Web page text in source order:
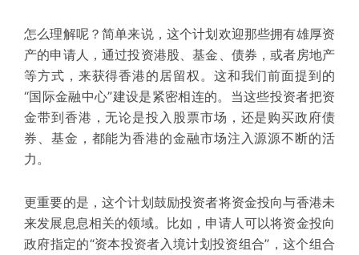
怎么理解呢？简单来说，这个计划欢迎那些拥有雄厚资
产的申请人，通过投资港股、基金、债券，或者房地产
等方式，来获得香港的居留权。这和我们前面提到的
“国际金融中心”建设是紧密相连的。当这些投资者把资
金带到香港，无论是投入股票市场，还是购买政府债
券、基金，都能为香港的金融市场注入源源不断的活
力。
更重要的是，这个计划鼓励投资者将资金投向与香港未
来发展息息相关的领域。比如，申请人可以将资金投向
政府指定的“资本投资者入境计划投资组合”，这个组合